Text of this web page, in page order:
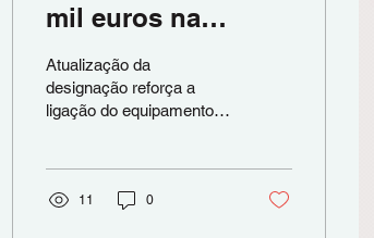
mil euros na
remodelação da
Creche do Bonfim
Atualização da
designação reforça a
ligação do equipamento à
remodelação total da
11 0